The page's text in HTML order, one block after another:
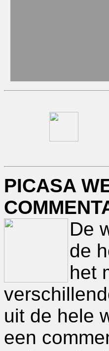
PICASA
De
de
het
uit de hele
een